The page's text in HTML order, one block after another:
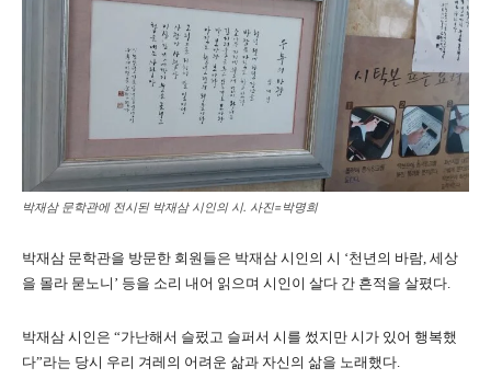
박재삼 문학관에 전시된 박재삼 시인의 시. 사진=박명희
박재삼 문학관을 방문한 회원들은 박재삼 시인의 시 ‘천년의 바람, 세상
을 몰라 묻노니’ 등을 소리 내어 읽으며 시인이 살다 간 흔적을 살폈다.
박재삼 시인은 “가난해서 슬펐고 슬퍼서 시를 썼지만 시가 있어 행복했
다”라는 당시 우리 겨레의 어려운 삶과 자신의 삶을 노래했다.